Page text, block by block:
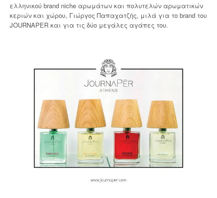
ελληνικού brand niche αρωμάτων και πολυτελών αρωματικών
κεριών και χώρου, Γιώργος Παπαχατζής, μιλά για το brand του
JOURNAPER και για τις δύο μεγάλες αγάπες του.